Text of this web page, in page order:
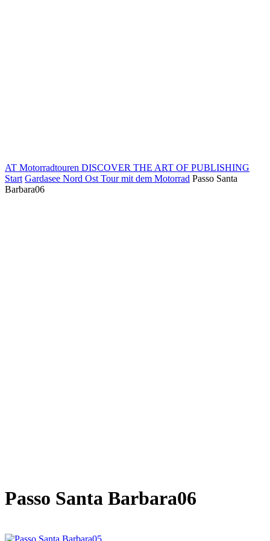
AT Motorradtouren DISCOVER THE ART OF PUBLISHING
Start Gardasee Nord Ost Tour mit dem Motorrad Passo Santa
Barbara06
Passo Santa Barbara06